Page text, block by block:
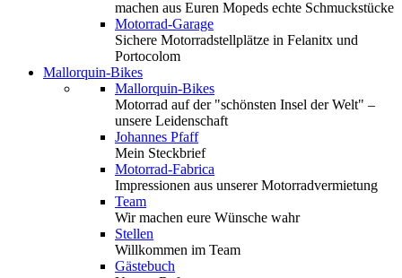
machen aus Euren Mopeds echte Schmuckstücke
Motorrad-Garage
Sichere Motorradstellplätze in Felanitx und
Portocolom
Mallorquin-Bikes
Mallorquin-Bikes
Motorrad auf der "schönsten Insel der Welt" –
unsere Leidenschaft
Johannes Pfaff
Mein Steckbrief
Motorrad-Fabrica
Impressionen aus unserer Motorradvermietung
Team
Wir machen eure Wünsche wahr
Stellen
Willkommen im Team
Gästebuch